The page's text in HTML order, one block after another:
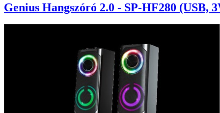
Genius Hangszóró 2.0 - SP-HF280 (USB,